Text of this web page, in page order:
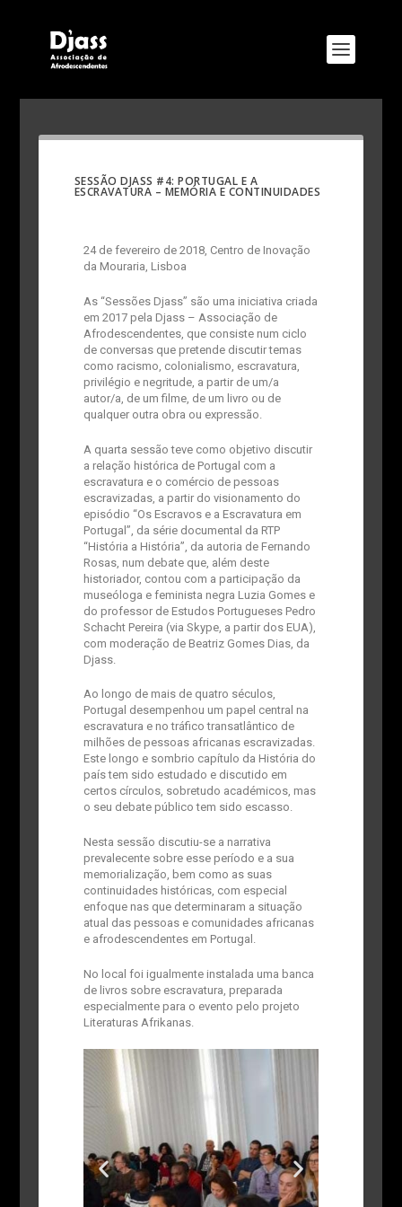
SESSÃO DJASS #4: PORTUGAL E A
ESCRAVATURA – MEMÓRIA E CONTINUIDADES
24 de fevereiro de 2018, Centro de Inovação
da Mouraria, Lisboa
As “Sessões Djass” são uma iniciativa criada
em 2017 pela Djass – Associação de
Afrodescendentes, que consiste num ciclo
de conversas que pretende discutir temas
como racismo, colonialismo, escravatura,
privilégio e negritude, a partir de um/a
autor/a, de um filme, de um livro ou de
qualquer outra obra ou expressão.
A quarta sessão teve como objetivo discutir
a relação histórica de Portugal com a
escravatura e o comércio de pessoas
escravizadas, a partir do visionamento do
episódio “Os Escravos e a Escravatura em
Portugal”, da série documental da RTP
“História a História”, da autoria de Fernando
Rosas, num debate que, além deste
historiador, contou com a participação da
museóloga e feminista negra Luzia Gomes e
do professor de Estudos Portugueses Pedro
Schacht Pereira (via Skype, a partir dos EUA),
com moderação de Beatriz Gomes Dias, da
Djass.
Ao longo de mais de quatro séculos,
Portugal desempenhou um papel central na
escravatura e no tráfico transatlântico de
milhões de pessoas africanas escravizadas.
Este longo e sombrio capítulo da História do
país tem sido estudado e discutido em
certos círculos, sobretudo académicos, mas
o seu debate público tem sido escasso.
Nesta sessão discutiu-se a narrativa
prevalecente sobre esse período e a sua
memorialização, bem como as suas
continuidades históricas, com especial
enfoque nas que determinaram a situação
atual das pessoas e comunidades africanas
e afrodescendentes em Portugal.
No local foi igualmente instalada uma banca
de livros sobre escravatura, preparada
especialmente para o evento pelo projeto
Literaturas Afrikanas.